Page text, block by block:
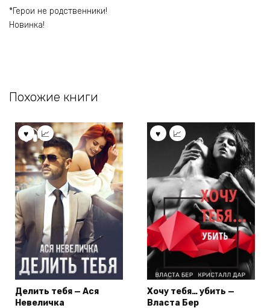
*Герои не родственники!
Новинка!
Похожие книги
Делить тебя — Ася
Невеличка
Хочу тебя… убить —
Власта Бер